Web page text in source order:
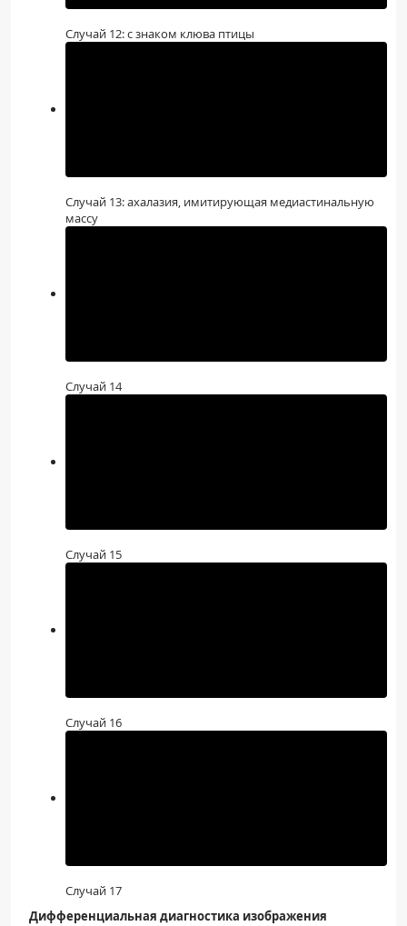
Случай 12: с знаком клюва птицы
Случай 13: ахалазия, имитирующая медиастинальную
массу
Случай 14
Случай 15
Случай 16
Случай 17
Дифференциальная диагностика изображения